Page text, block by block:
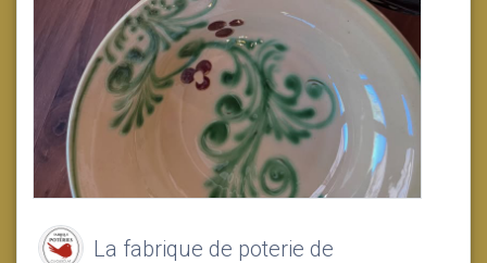
La fabrique de poterie de